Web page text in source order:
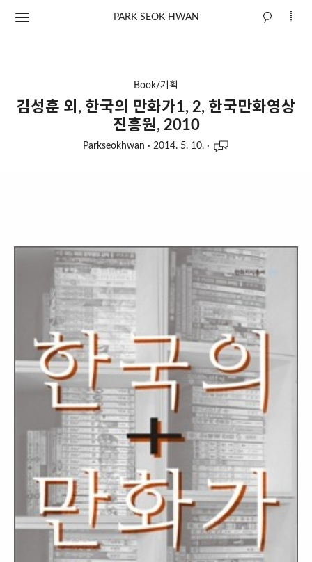
PARK SEOK HWAN
Book/기획
김성훈 외, 한국의 만화가1, 2, 한국만화영상
진흥원, 2010
Parkseokhwan · 2014. 5. 10. ·